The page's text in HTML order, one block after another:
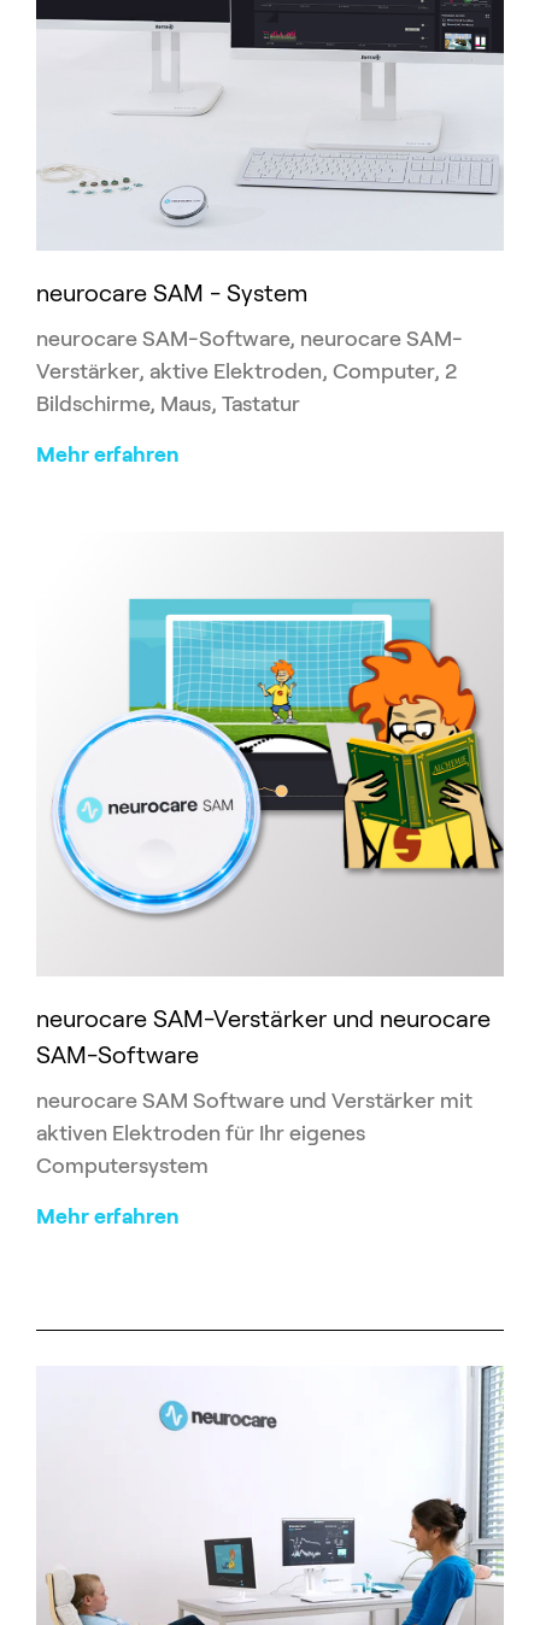
neurocare SAM - System
neurocare SAM-Software, neurocare SAM-
Verstärker, aktive Elektroden, Computer, 2
Bildschirme, Maus, Tastatur
Mehr erfahren
neurocare SAM-Verstärker und neurocare
SAM-Software
neurocare SAM Software und Verstärker mit
aktiven Elektroden für Ihr eigenes
Computersystem
Mehr erfahren